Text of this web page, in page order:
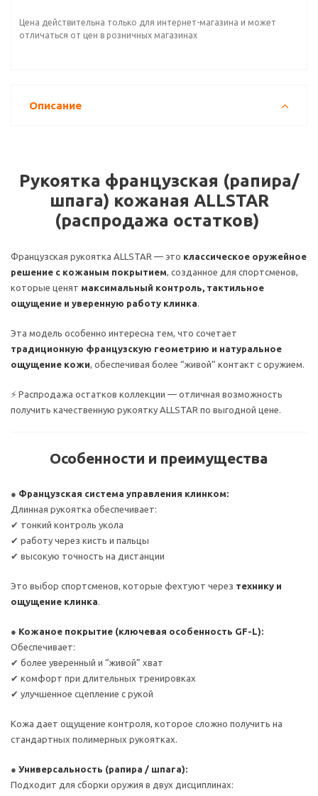
Цена действительна только для интернет-магазина и может
отличаться от цен в розничных магазинах
Описание
Рукоятка французская (рапира/
шпага) кожаная ALLSTAR
(распродажа остатков)
Французская рукоятка ALLSTAR — это классическое оружейное
решение с кожаным покрытием, созданное для спортсменов,
которые ценят максимальный контроль, тактильное
ощущение и уверенную работу клинка.
Эта модель особенно интересна тем, что сочетает
традиционную французскую геометрию и натуральное
ощущение кожи, обеспечивая более “живой” контакт с оружием.
⚡ Распродажа остатков коллекции — отличная возможность
получить качественную рукоятку ALLSTAR по выгодной цене.
Особенности и преимущества
● Французская система управления клинком:
Длинная рукоятка обеспечивает:
✔ тонкий контроль укола
✔ работу через кисть и пальцы
✔ высокую точность на дистанции
Это выбор спортсменов, которые фехтуют через технику и
ощущение клинка.
● Кожаное покрытие (ключевая особенность GF-L):
Обеспечивает:
✔ более уверенный и “живой” хват
✔ комфорт при длительных тренировках
✔ улучшенное сцепление с рукой
Кожа дает ощущение контроля, которое сложно получить на
стандартных полимерных рукоятках.
● Универсальность (рапира / шпага):
Подходит для сборки оружия в двух дисциплинах: